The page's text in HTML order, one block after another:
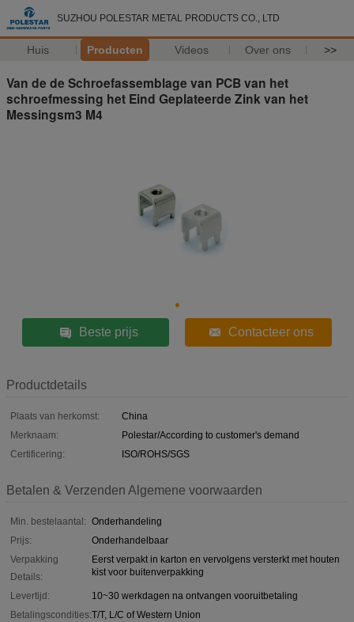
SUZHOU POLESTAR METAL PRODUCTS CO., LTD
Huis Producten Videos Over ons >>
Van de de Schroefassemblage van PCB van het
schroefmessing het Eind Geplateerde Zink van het
Messingsm3 M4
Beste prijs Contacteer ons
Productdetails
Plaats van herkomst:
China
Merknaam:
Polestar/According to customer's demand
Certificering:
ISO/ROHS/SGS
Betalen & Verzenden Algemene voorwaarden
Min. bestelaantal: Onderhandeling
Prijs:
Onderhandelbaar
Verpakking
Details:
Eerst verpakt in karton en vervolgens versterkt met houten
kist voor buitenverpakking
Levertijd:
10~30 werkdagen na ontvangen vooruitbetaling
Betalingscondities:T/T, L/C of Western Union